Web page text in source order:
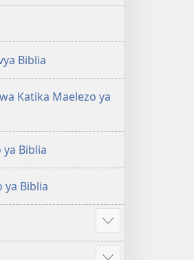
ya
Mpya
(Toleo
la
2017)
Biblia
Katika Maelezo ya
Biblia
ya Biblia
Onyesha
zaidi